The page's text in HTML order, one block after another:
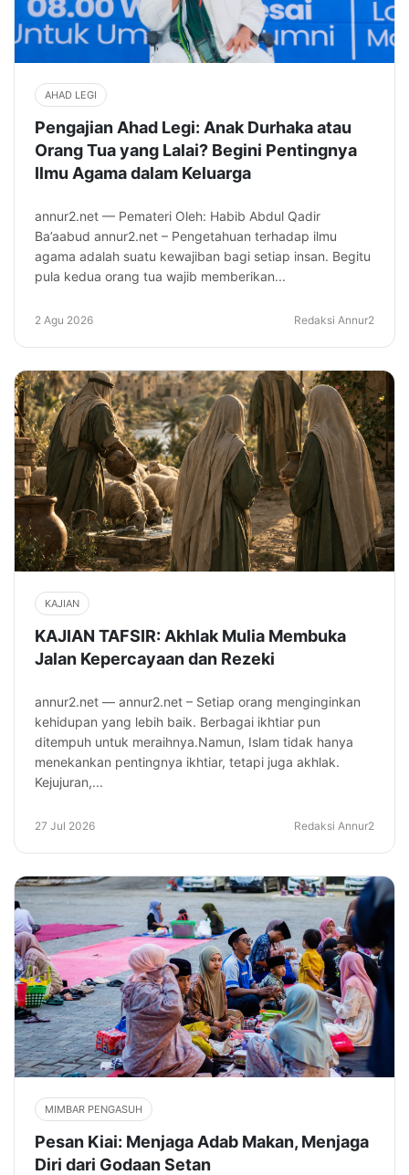
AHAD LEGI
Pengajian Ahad Legi: Anak Durhaka atau
Orang Tua yang Lalai? Begini Pentingnya
Ilmu Agama dalam Keluarga
annur2.net — Pemateri Oleh: Habib Abdul Qadir
Ba’aabud annur2.net – Pengetahuan terhadap ilmu
agama adalah suatu kewajiban bagi setiap insan. Begitu
pula kedua orang tua wajib memberikan...
2 Agu 2026 Redaksi Annur2
KAJIAN
KAJIAN TAFSIR: Akhlak Mulia Membuka
Jalan Kepercayaan dan Rezeki
annur2.net — annur2.net – Setiap orang menginginkan
kehidupan yang lebih baik. Berbagai ikhtiar pun
ditempuh untuk meraihnya.Namun, Islam tidak hanya
menekankan pentingnya ikhtiar, tetapi juga akhlak.
Kejujuran,...
27 Jul 2026 Redaksi Annur2
MIMBAR PENGASUH
Pesan Kiai: Menjaga Adab Makan, Menjaga
Diri dari Godaan Setan